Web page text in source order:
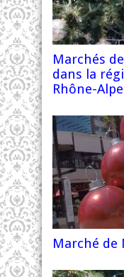
Marchés
dans la
Rhône-
Marché de